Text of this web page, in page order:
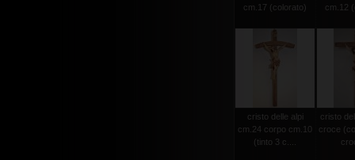
cm.17 (colorato)
cm.12
cristo delle alpi
cm.24 corpo cm.10
(tinto 3 c....
cristo
croce